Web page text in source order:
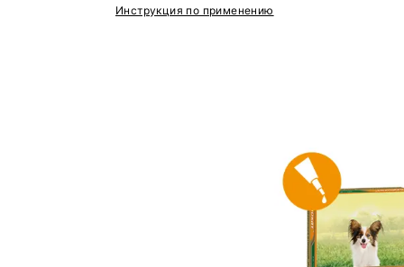
Инструкция по применению